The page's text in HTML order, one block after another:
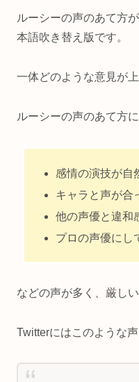
ルーシーの声のあて方
本語吹き替え版です。
一体どのような意見が
ルーシーの声のあて方に
感情の演技が自
キャラと声が合
他の声優と違和
プロの声優に
などの声が多く、厳し
Twitterにはこのような声